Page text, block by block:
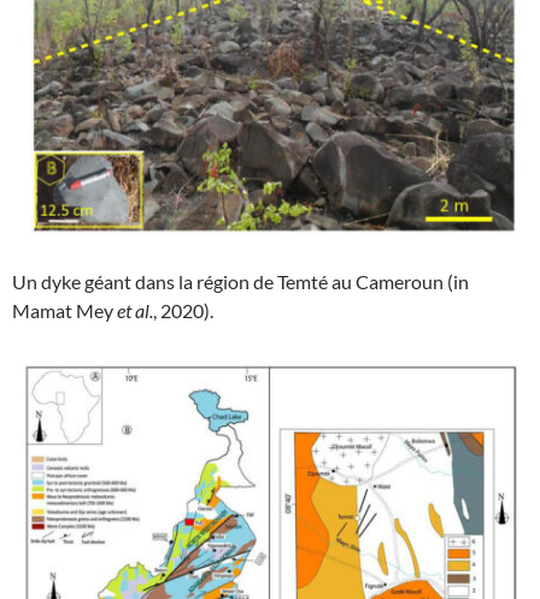
Un dyke géant dans la région de Temté au Cameroun (in
Mamat Meyet al., 2020).